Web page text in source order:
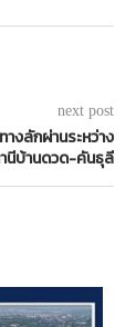
next post
งลักผ่านระหว่าง
นีบ้านดวด-คันธุลี